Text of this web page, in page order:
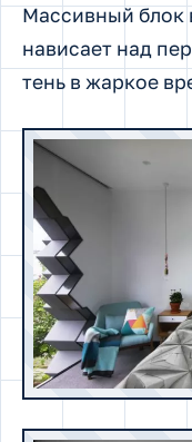
Массивный блок
нависает над
тень в жаркое